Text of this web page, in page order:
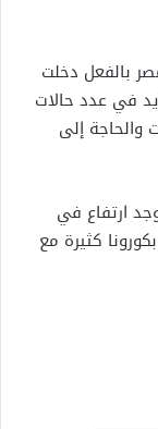
بالفعل دخلت
في عدد حالات
إلى
ارتفاع في
كثيرة مع